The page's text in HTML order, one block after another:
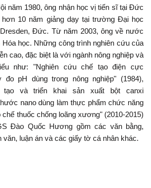
năm 1980, ông nhận học vị tiến sĩ tại Đức
hơn 10 năm giảng dạy tại trường Đại học
Đức. Từ năm 2003, ông về nước
học. Những công trình nghiên cứu của
cao, đặc biệt là với ngành nông nghiệp và
như: "Nghiên cứu chế tạo điện cực
đo pH dùng trong nông nghiệp" (1984),
tạo và triển khai sản xuất bột canxi
nano dùng làm thực phẩm chức năng
chế thuốc chống loãng xương" (2010-2015)
Đào Quốc Hương gồm các văn bằng,
văn, luận án và các giấy tờ cá nhân khác.